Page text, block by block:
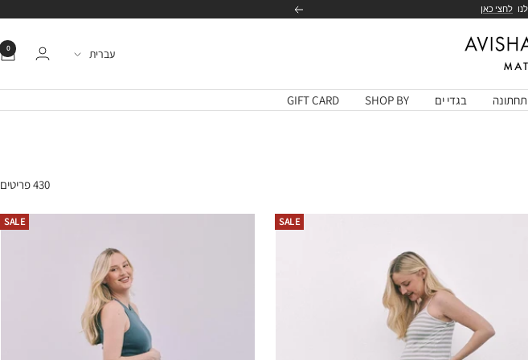
לחצי כאן
הבא
שפה
עברית 0
בגדי ים SHOP BY
GIFT CARD
430 פריטים
SALE
SALE